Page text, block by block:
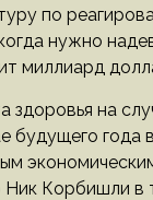
по
нужно
миллиард
здоровья на
будущего года
Корбишли в